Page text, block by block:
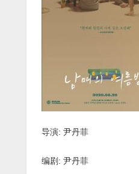
夜/
庭
晚》
[720P]
[回
老
的
假
时
导演: 尹丹菲
编剧: 尹丹菲